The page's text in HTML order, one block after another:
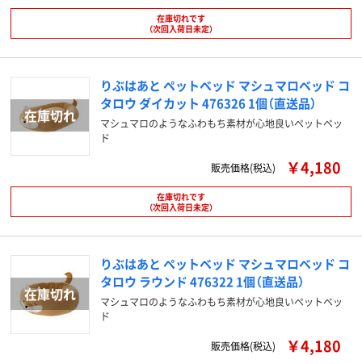
在庫切れです
（次回入荷日未定）
りぶはあと ペットベッド マシュマロベッド コ
タロウ ダイカット 476326 1個（直送品）
マシュマロのようなふわもち素材が心地良いペットベッ
ド
販売価格(税込) ￥4,180
在庫切れです
（次回入荷日未定）
りぶはあと ペットベッド マシュマロベッド コ
タロウ ラウンド 476322 1個（直送品）
マシュマロのようなふわもち素材が心地良いペットベッ
ド
販売価格(税込) ￥4,180